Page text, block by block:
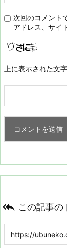
次回のコメント
アドレス、サイ
上に表示された文
 この記事の